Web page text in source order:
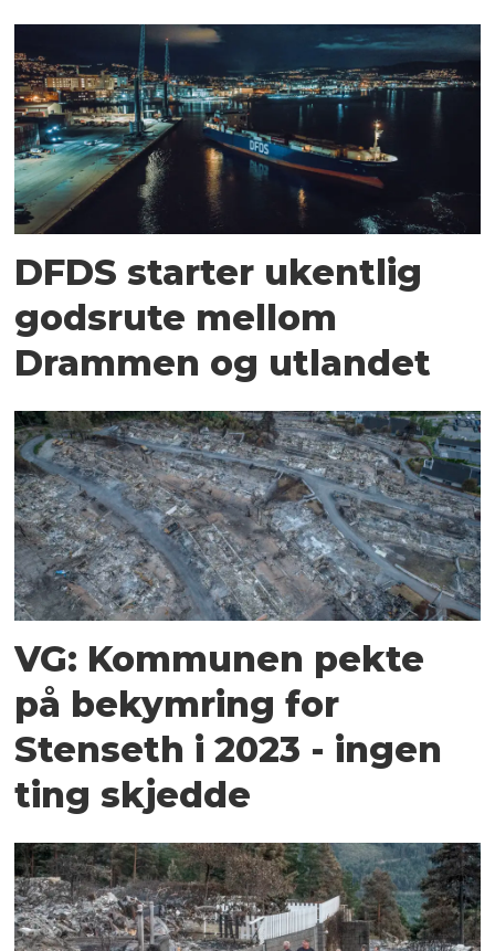
DFDS starter ukentlig
godsrute mellom
Drammen og utlandet
VG: Kommunen pekte
på bekymring for
Stenseth i 2023 - ingen
ting skjedde